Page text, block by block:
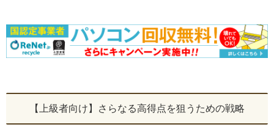
【上級者向け】さらなる高得点を狙うための戦略